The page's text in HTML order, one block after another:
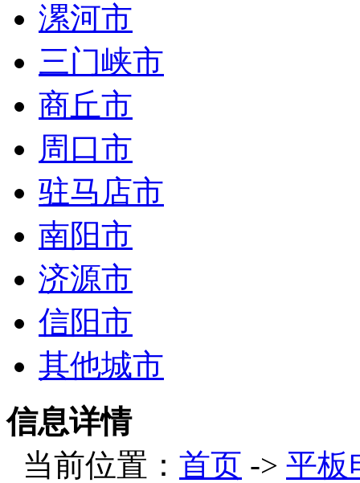
漯河市
三门峡市
商丘市
周口市
驻马店市
南阳市
济源市
信阳市
其他城市
信息详情
当前位置： 首页 -> 平板